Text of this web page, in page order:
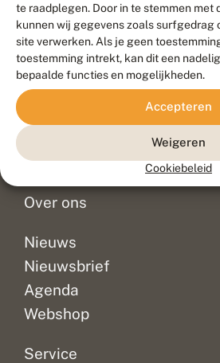
te raadplegen. Door in te stemmen met
kunnen wij gegevens zoals surfgedrag
site verwerken. Als je geen
toestemming intrekt, kan dit een
bepaalde functies en mogelijkheden.
Accepteren
Weigeren
Cookiebeleid
Contact
Veelgestelde vragen
Doneer
Over ons
Nieuws
Nieuwsbrief
Agenda
Webshop
Service
Meld waarnemingen
© 2026
Duurzaam ontwikkeld door
Blue Field
Privacy
Disclaimer
Sitemap